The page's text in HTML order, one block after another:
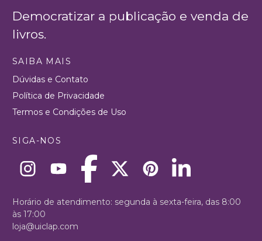
Democratizar a publicação e venda de
livros.
SAIBA MAIS
Dúvidas e Contato
Política de Privacidade
Termos e Condições de Uso
SIGA-NOS
Horário de atendimento: segunda à sexta-feira, das 8:00
às 17:00
loja@uiclap.com